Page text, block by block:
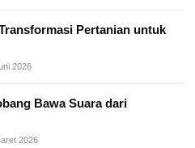
Pertanian untuk
2026
Bawa Suara dari
2026